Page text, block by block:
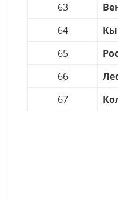
63
64
65
66
67